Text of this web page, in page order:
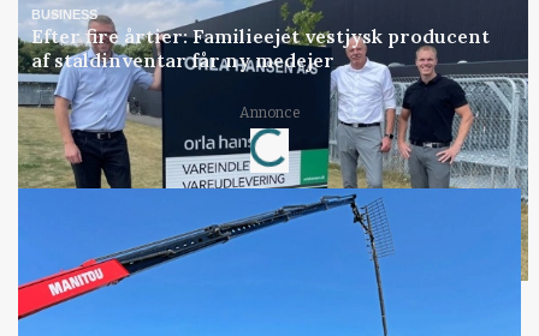
BUSINESS
Efter fire årtier: Familieejet vestjysk producent
af staldinventar får ny medejer
Annonce
Loading...